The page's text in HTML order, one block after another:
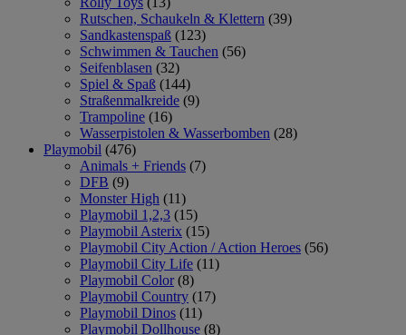
Rutschen, Schaukeln & Klettern (39)
Sandkastenspaß (123)
Schwimmen & Tauchen (56)
Seifenblasen (32)
Spiel & Spaß (144)
Straßenmalkreide (9)
Trampoline (16)
Wasserpistolen & Wasserbomben (28)
Playmobil (476)
Animals + Friends (7)
DFB (9)
Monster High (11)
Playmobil 1,2,3 (15)
Playmobil Asterix (15)
Playmobil City Action / Action Heroes (56)
Playmobil City Life (11)
Playmobil Color (8)
Playmobil Country (17)
Playmobil Dinos (11)
Playmobil Dollhouse (8)